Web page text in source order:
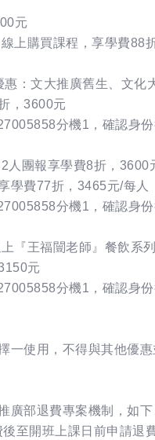
元
上購買課程，享學費88
惠：文大推廣舊生、文化
，3600元
分機1，確認身
人團報享學費8折，3600
學費77折，3465元/每人
分機1，確認身
『王福闓老師』餐飲系列
元
分機1，確認身
一使用，不得與其他優惠
廣部退費專案機制，如下
至開班上課日前申請退